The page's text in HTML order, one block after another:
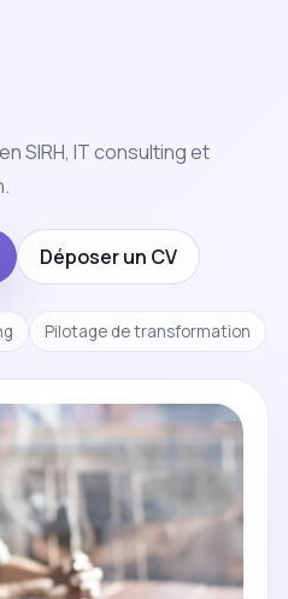
SIRH, IT consulting et
Déposer un CV
Pilotage de transformation